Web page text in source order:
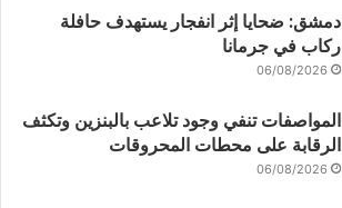
دمشق: ضحايا إثر انفجار يستهدف حافلة
ركاب في جرمانا
06/08/2026
المواصفات تنفي وجود تلاعب بالبنزين وتكثف
الرقابة على محطات المحروقات
06/08/2026